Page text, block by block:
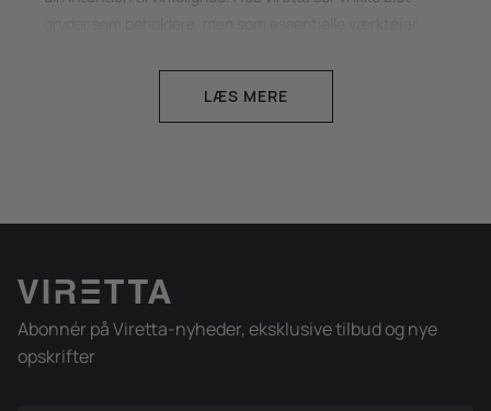
respekterede designtraditioner. Vores kollektion forener
den skandinaviske humanisme og varme med den
funktion
En Viretta gryde er defineret af sin integritet. Vi går aldrig
LÆS MERE
Abonnér på Viretta-nyheder, eksklusive tilbud og nye
opskrifter